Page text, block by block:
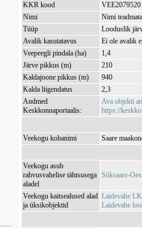
KKR kood
VEE2079520
Nimi
Nimi teadmata
Tüüp
Looduslik
Avalik kasutatavus
Ei ole avalik
Veepeegli pindala (ha)
1,4
Järve pikkus (m)
210
Kaldajoone pikkus (m)
940
Kalda liigendatus
2,3
Andmed
Keskkonnaportaalis:
Ava objekti
https://
Veekogu kohanimi Saare
Veekogu asub
rahvusvahelise tähtsusega
aladel
Siiksaare-
Veekogu kaitsealused alad
ja üksikobjektid
Laidevahe
Laidevahe